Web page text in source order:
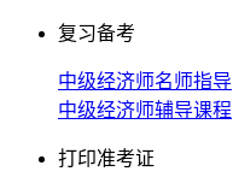
复习备考
中级经济师名师指导
中级经济师辅导课程
打印准考证